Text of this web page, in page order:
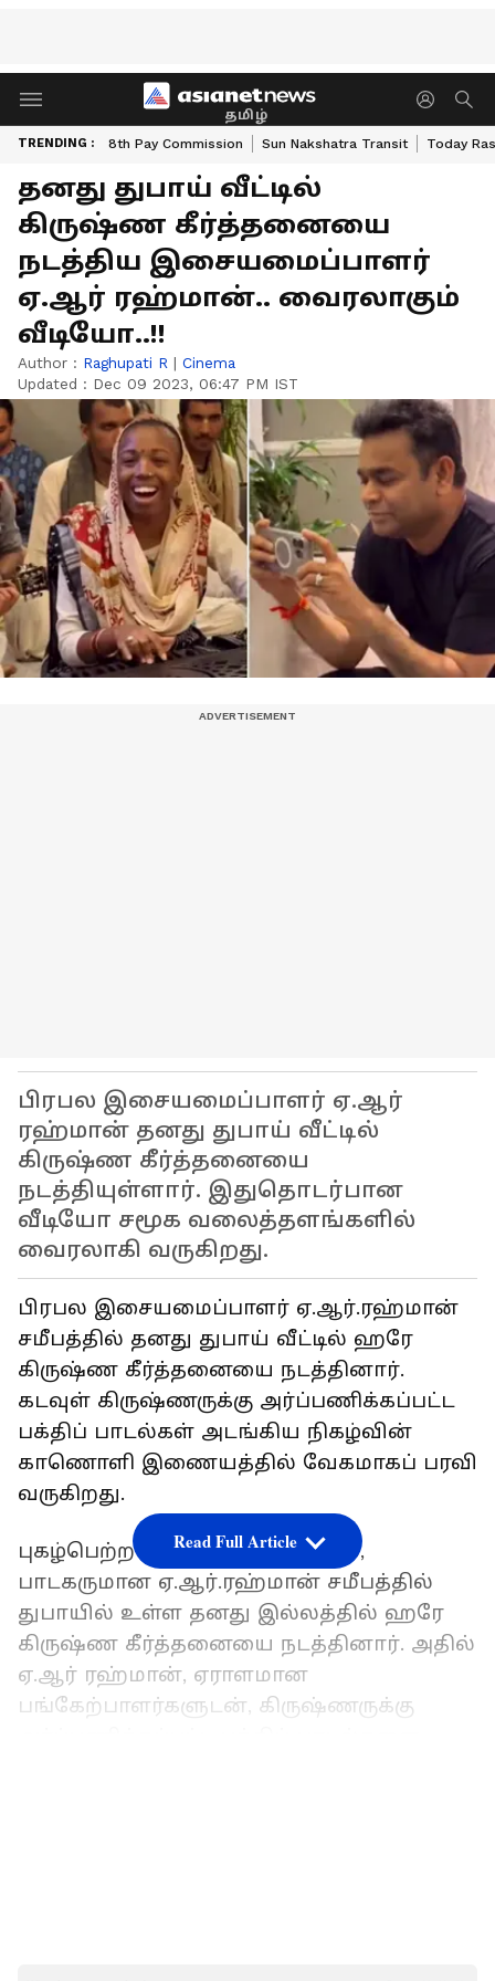
தமிழ்
TRENDING : 8th Pay Commission Sun Nakshatra Transit Today
தனது துபாய் வீட்டில்
கிருஷ்ண கீர்த்தனையை
நடத்திய இசையமைப்பாளர்
ஏ.ஆர் ரஹ்மான்.. வைரலாகும்
வீடியோ..!!
Author : Raghupati R | Cinema
Updated : Dec 09 2023, 06:47 PM IST
பிரபல இசையமைப்பாளர் ஏ.ஆர்
ரஹ்மான் தனது துபாய் வீட்டில்
கிருஷ்ண கீர்த்தனையை
நடத்தியுள்ளார். இதுதொடர்பான
வீடியோ சமூக வலைத்தளங்களில்
வைரலாகி வருகிறது.
பிரபல இசையமைப்பாளர் ஏ.ஆர்.ரஹ்மான்
சமீபத்தில் தனது துபாய் வீட்டில் ஹரே
கிருஷ்ண கீர்த்தனையை நடத்தினார்.
கடவுள் கிருஷ்ணருக்கு அர்ப்பணிக்கப்பட்ட
பக்திப் பாடல்கள் அடங்கிய நிகழ்வின்
காணொளி இணையத்தில் வேகமாகப் பரவி
வருகிறது.
புகழ்பெற்ற இசையமைப்பாளரும்,
பாடகருமான ஏ.ஆர்.ரஹ்மான் சமீபத்தில்
துபாயில் உள்ள தனது இல்லத்தில் ஹரே
கிருஷ்ண கீர்த்தனையை நடத்தினார். அதில்
ஏ.ஆர் ரஹ்மான், ஏராளமான
பங்கேற்பாளர்களுடன், கிருஷ்ணருக்கு
உடன் Whatsapp Channel-லில்
Read Full Article